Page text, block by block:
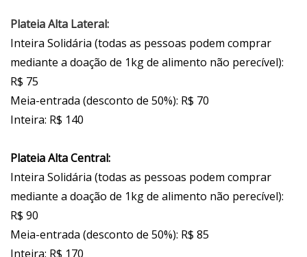
Plateia Alta Lateral:
Inteira Solidária (todas as pessoas podem comprar
mediante a doação de 1kg de alimento não perecível):
R$ 75
Meia-entrada (desconto de 50%): R$ 70
Inteira: R$ 140
Plateia Alta Central:
Inteira Solidária (todas as pessoas podem comprar
mediante a doação de 1kg de alimento não perecível):
R$ 90
Meia-entrada (desconto de 50%): R$ 85
Inteira: R$ 170